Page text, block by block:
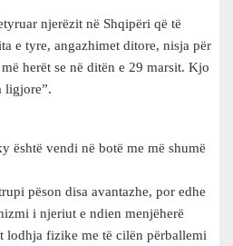
njerëzit në Shqipëri që të
e tyre, angazhimet ditore, nisja për
herët se në ditën e 29 marsit. Kjo
ligjore”.
është vendi në botë me më shumë
pëson disa avantazhe, por edhe
i njeriut e ndien menjëherë
lodhja fizike me të cilën përballemi